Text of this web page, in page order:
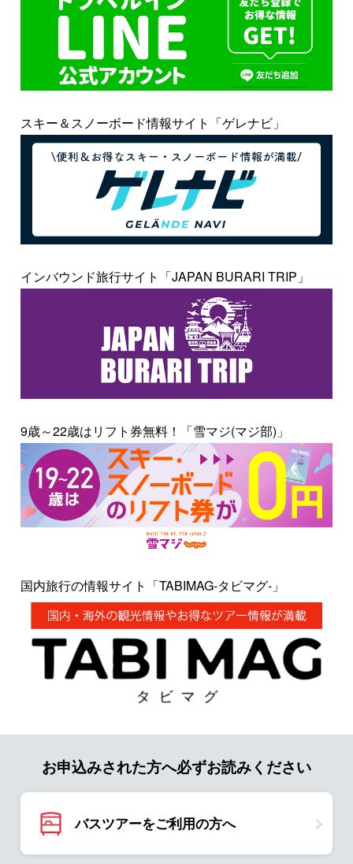
スキー＆スノーボード情報サイト「ゲレナビ」
インバウンド旅行サイト「JAPAN BURARI TRIP」
9歳～22歳はリフト券無料！「雪マジ(マジ部)」
国内旅行の情報サイト「TABIMAG-タビマグ-」
お申込みされた方へ必ずお読みください
バスツアーをご利用の方へ